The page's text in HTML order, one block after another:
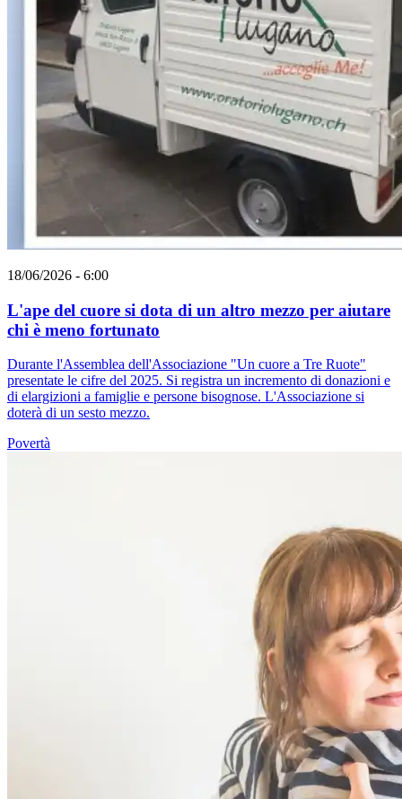
18/06/2026 - 6:00
L'ape del cuore si dota di un altro mezzo per aiutare
chi è meno fortunato
Durante l'Assemblea dell'Associazione "Un cuore a Tre Ruote"
presentate le cifre del 2025. Si registra un incremento di donazioni e
di elargizioni a famiglie e persone bisognose. L'Associazione si
doterà di un sesto mezzo.
Povertà